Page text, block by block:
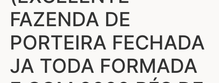
FAZENDA DE
PORTEIRA FECHADA
JA TODA FORMADA